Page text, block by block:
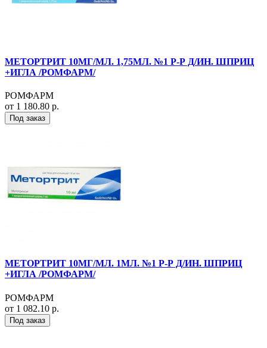
МЕТОРТРИТ 10МГ/МЛ. 1,75МЛ. №1 Р-Р Д/ИН. ШПРИЦ
+ИГЛА /РОМФАРМ/
РОМФАРМ
от 1 180.80 р.
Под заказ
МЕТОРТРИТ 10МГ/МЛ. 1МЛ. №1 Р-Р Д/ИН. ШПРИЦ
+ИГЛА /РОМФАРМ/
РОМФАРМ
от 1 082.10 р.
Под заказ